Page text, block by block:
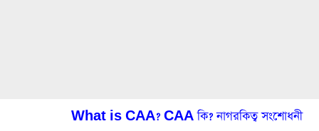
What is CAA? CAA কি? নাগরকিত্ব সংশোধনী